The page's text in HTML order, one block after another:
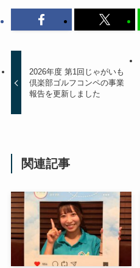
2026年度 第1回じゃがいも
倶楽部ゴルフコンペの事業
報告を更新しました
関連記事